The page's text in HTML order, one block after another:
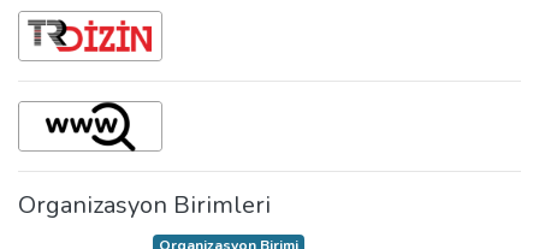
Organizasyon Birimleri
Organizasyon Birimi